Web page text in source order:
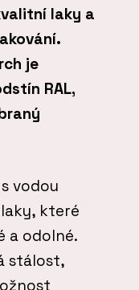
laky a
je
RAL,
vodou
které
a odolné.
stálost,